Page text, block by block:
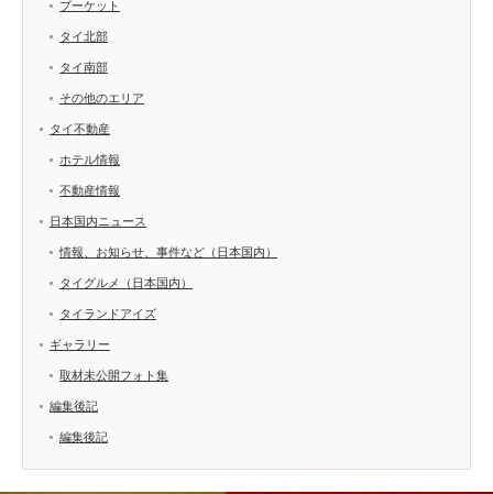
プーケット
タイ北部
タイ南部
その他のエリア
タイ不動産
ホテル情報
不動産情報
日本国内ニュース
情報、お知らせ、事件など（日本国内）
タイグルメ（日本国内）
タイランドアイズ
ギャラリー
取材未公開フォト集
編集後記
編集後記